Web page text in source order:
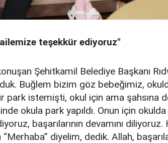
teşekkür ediyoruz"
Şehitkamil Belediye Başkanı
Buğlem bizim göz bebeğimiz,
istemişti, okul için ama şahsına
okula park yapıldı. Onun için
başarılarının devamını
diyelim, dedik. Allah,